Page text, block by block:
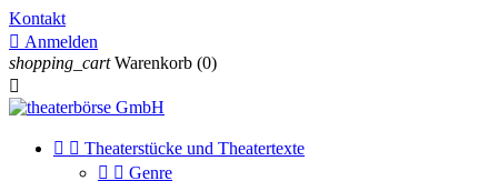
Kontakt
 Anmelden
shopping_cart Warenkorb (0)

  Theaterstücke und Theatertexte
  Genre